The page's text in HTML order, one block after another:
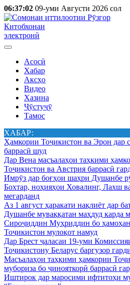
06:37:02 09-уми Августи 2026 сол
Китобхонаи
электронӣ
Асосӣ
Хабар
Аксҳо
Видео
Хазина
Ҷӯстуҷӯ
Тамос
ХАБАР:
Ҳамкории Тоҷикистон ва Эрон дар
баррасӣ шуд
Дар Вена масъалаҳои таҳкими
Тоҷикистон ва Австрия баррасӣ
Имрӯз дар боғҳои шаҳри Душанбе
Бохтар, ноҳияҳои Ховалинг, Лахш
мегарданд
Аз 1 август ҳаракати нақлиёт дар
Душанбе муваққатан маҳдуд карда
Сироҷиддин Муҳриддин бо
Тоҷикистон мулоқот намуд
Дар Брест ҷаласаи 19-уми
Тоҷикистону Беларус баргузор
Масъалаҳои таҳкими ҳамкории
мубориза бо ҷинояткорӣ баррасӣ
Иштирок дар маросими ифтитоҳи